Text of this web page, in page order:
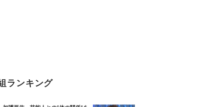
ランキング